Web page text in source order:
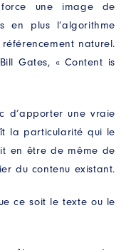
une image de
en plus l’algorithme
naturel.
Gates, « Content is
d’apporter une vraie
la particularité qui le
en être de même de
du contenu existant.
ce soit le texte ou le
conservées le
pouvez à tout
rectification, de
en contactant